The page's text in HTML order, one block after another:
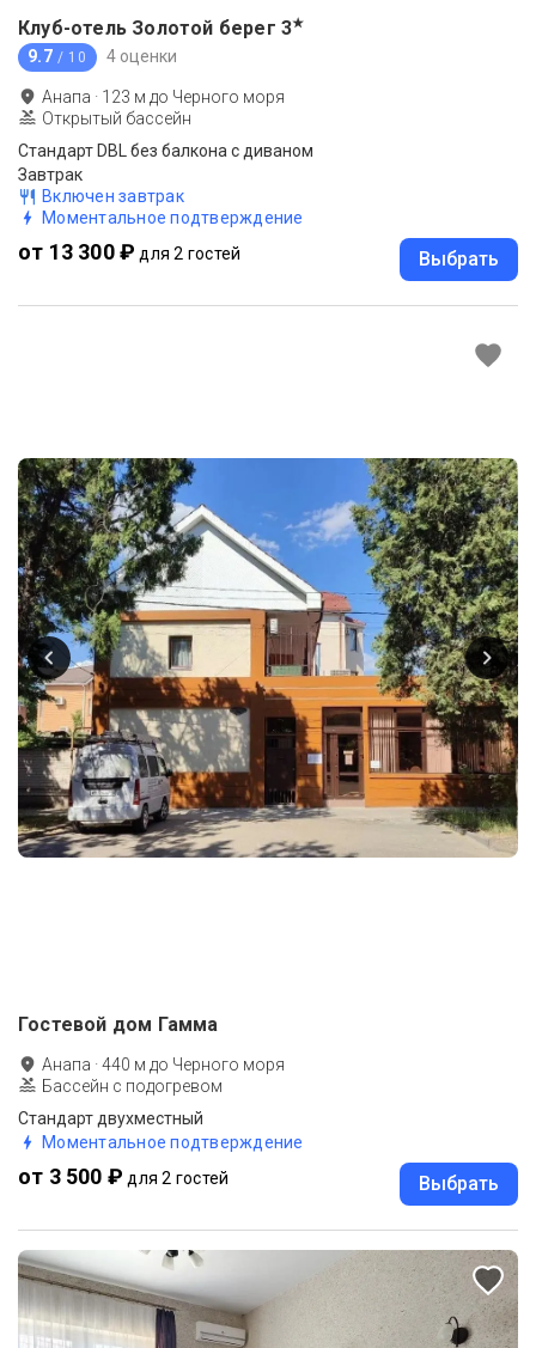
Клуб-отель Золотой берег 3★
9.7 / 10 4 оценки
Анапа · 123 м до Черного моря
Открытый бассейн
Стандарт DBL без балкона с диваном
Завтрак
Включен завтрак
Моментальное подтверждение
от 13 300 ₽ для 2 гостей Выбрать
Гостевой дом Гамма
Анапа ·440 м до Черного моря
Бассейн с подогревом
Стандарт двухместный
Моментальное подтверждение
от 3 500 ₽ для 2 гостей Выбрать